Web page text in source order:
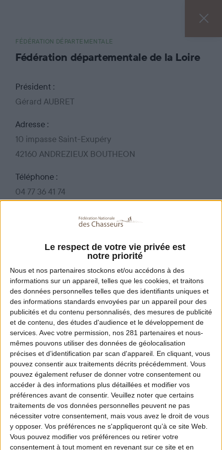
Le respect de votre vie privée est
notre priorité
Nous et nos partenaires stockons et/ou accédons à des
informations sur un appareil, telles que les cookies, et traitons
des données personnelles telles que des identifiants uniques et
des informations standards envoyées par un appareil pour des
publicités et du contenu personnalisés, des mesures de publicité
et de contenu, des études d'audience et le développement de
services. Avec votre permission, nos 281 partenaires et nous-
mêmes pouvons utiliser des données de géolocalisation
précises et d’identification par scan d'appareil. En cliquant, vous
pouvez consentir aux traitements décrits précédemment. Vous
pouvez également refuser de donner votre consentement ou
accéder à des informations plus détaillées et modifier vos
préférences avant de consentir. Veuillez noter que certains
traitements de vos données personnelles peuvent ne pas
nécessiter votre consentement, mais vous avez le droit de vous
y opposer. Vos préférences ne s'appliqueront qu’à ce site Web.
Vous pouvez modifier vos préférences ou retirer votre
consentement à tout moment en revenant sur ce site et en
FÉDÉRATION DÉPARTEMENTALE
Fédération départementale de la Loire
Président :
Gérard AUBRET
Adresse :
10 impasse Saint-Exupéry
42160 ANDREZIEUX BOUTHEON
Téléphone :
04 77 36 41 74
fede.chasseur42@wanadoo.fr
Site Internet :
www.fdc42.fr
Dates de chasse dans ce département
Ouverture :
13 septembre 2026 dès 8h
Fermeture :
28 février 2027 jusqu'au soir
Pour connaître le détail de l'arrêté relatif à